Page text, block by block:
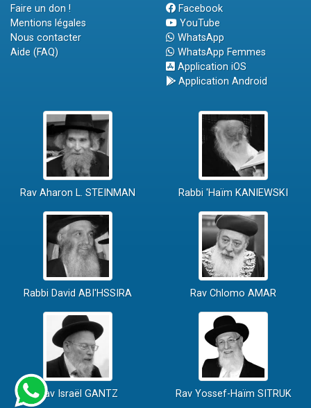
Faire un don !
Mentions légales
Nous contacter
Aide (FAQ)
Facebook
YouTube
WhatsApp
WhatsApp Femmes
Application iOS
Application Android
Rav Aharon L. STEINMAN Rabbi 'Haïm KANIEWSKI
Rabbi David ABI'HSSIRA Rav Chlomo AMAR
Rav Israël GANTZ Rav Yossef-Haïm SITRUK